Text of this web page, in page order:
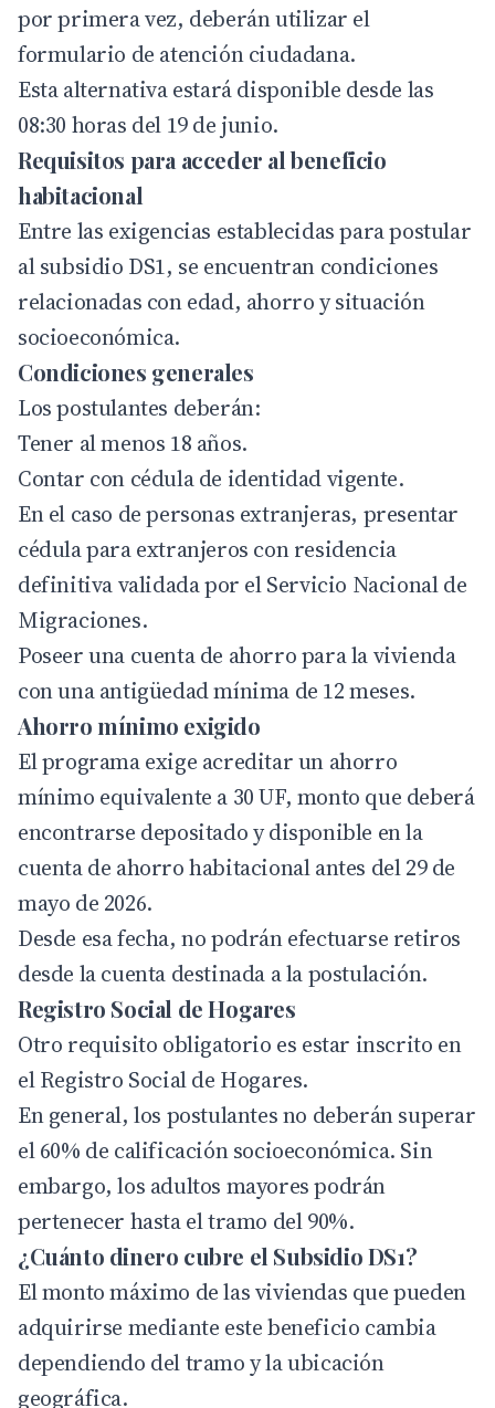
por primera vez, deberán utilizar el
formulario de atención ciudadana.
Esta alternativa estará disponible desde las
08:30 horas del 19 de junio.
Requisitos para acceder al beneficio
habitacional
Entre las exigencias establecidas para postular
al subsidio DS1, se encuentran condiciones
relacionadas con edad, ahorro y situación
socioeconómica.
Condiciones generales
Los postulantes deberán:
Tener al menos 18 años.
Contar con cédula de identidad vigente.
En el caso de personas extranjeras, presentar
cédula para extranjeros con residencia
definitiva validada por el Servicio Nacional de
Migraciones.
Poseer una cuenta de ahorro para la vivienda
con una antigüedad mínima de 12 meses.
Ahorro mínimo exigido
El programa exige acreditar un ahorro
mínimo equivalente a 30 UF, monto que deberá
encontrarse depositado y disponible en la
cuenta de ahorro habitacional antes del 29 de
mayo de 2026.
Desde esa fecha, no podrán efectuarse retiros
desde la cuenta destinada a la postulación.
Registro Social de Hogares
Otro requisito obligatorio es estar inscrito en
el Registro Social de Hogares.
En general, los postulantes no deberán superar
el 60% de calificación socioeconómica. Sin
embargo, los adultos mayores podrán
pertenecer hasta el tramo del 90%.
¿Cuánto dinero cubre el Subsidio DS1?
El monto máximo de las viviendas que pueden
adquirirse mediante este beneficio cambia
dependiendo del tramo y la ubicación
geográfica.